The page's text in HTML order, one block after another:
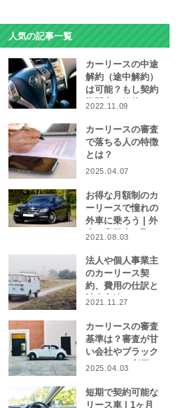
人気の記事一覧
カーリースの中途
解約（途中解約）
は可能？もし契約
期間中に解約をし
なったら…
2022.11.09
カーリースの審査
で落ちる人の特徴
とは？
2025.04.07
お得な月額制のカ
ーリースで憧れの
外車に乗ろう | 外
車や高級車を取り
者をご紹介！
2021.08.03
法人や個人事業主
のカーリース契
約、費用の仕訳と
計上方法は？
2021.11.27
カーリースの審査
基準は？審査が甘
い会社やブラック
リストでも利用で
2025.04.03
短期で契約可能な
リース車 | 1ヶ月